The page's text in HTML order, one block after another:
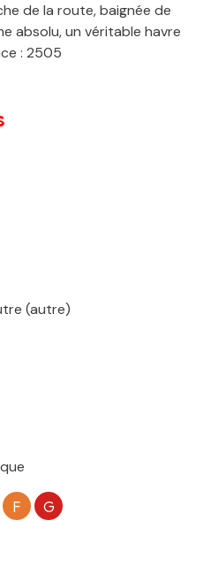
de la route, baignée de
absolu, un véritable havre
: 2505
(autre)
F G